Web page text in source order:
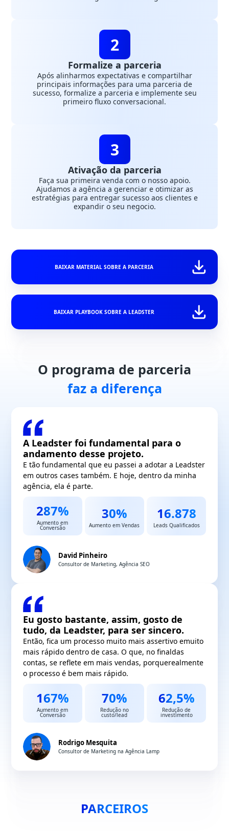
2
Formalize a parceria
Após alinharmos expectativas e compartilhar
principais informações para uma parceria de
sucesso, formalize a parceria e implemente seu
primeiro fluxo conversacional.
3
Ativação da parceria
Faça sua primeira venda com o nosso apoio.
Ajudamos a agência a gerenciar e otimizar as
estratégias para entregar sucesso aos clientes e
expandir o seu negocio.
BAIXAR MATERIAL SOBRE A PARCERIA
BAIXAR PLAYBOOK SOBRE A LEADSTER
O programa de parceria
faz a diferença
A Leadster foi fundamental para o
andamento desse projeto.
E tão fundamental que eu passei a adotar a Leadster
em outros cases também. E hoje, dentro da minha
agência, ela é parte.
287%
Aumento em
Conversão
30%
Aumento em Vendas
16.878
Leads Qualificados
David Pinheiro
Consultor de Marketing, Agência SEO
Eu gosto bastante, assim, gosto de
tudo, da Leadster, para ser sincero.
Então, fica um processo muito mais assertivo emuito
mais rápido dentro de casa. O que, no finaldas
contas, se reflete em mais vendas, porquerealmente
o processo é bem mais rápido.
167%
Aumento em
Conversão
70%
Redução no
custo/lead
62,5%
Redução de
investimento
Rodrigo Mesquita
Consultor de Marketing na Agência Lamp
PARCEIROS